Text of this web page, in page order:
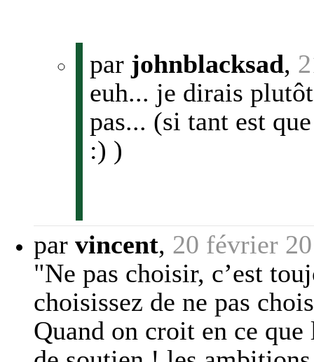
par johnblacksad,
euh... je dirais
pas... (si tant est
:) )
par vincent, 20 février
"Ne pas choisir, c’est
choisissez de ne pas
Quand on croit en ce